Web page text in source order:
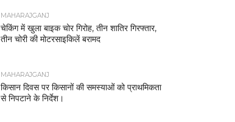
MAHARAJGANJ
चेकिंग में खुला बाइक चोर गिरोह, तीन शातिर गिरफ्तार,
तीन चोरी की मोटरसाइकिलें बरामद
MAHARAJGANJ
किसान दिवस पर किसानों की समस्याओं को प्राथमिकता
से निपटाने के निर्देश।